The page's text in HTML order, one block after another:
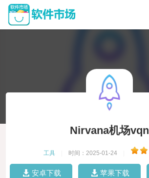
Nirvana机场vqn
工具 时间：2025-01-24
安卓下载 苹果下载